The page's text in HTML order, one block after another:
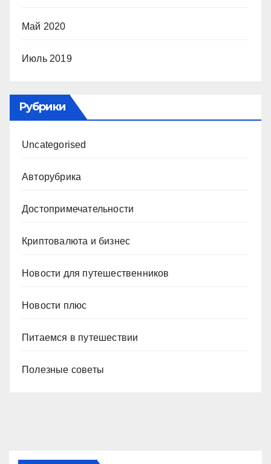
Май 2020
Июль 2019
Рубрики
Uncategorised
Авторубрика
Достопримечательности
Криптовалюта и бизнес
Новости для путешественников
Новости плюс
Питаемся в путешествии
Полезные советы